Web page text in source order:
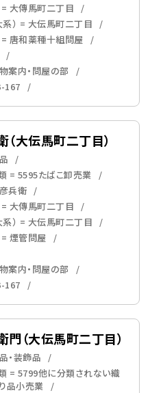
= 大傳馬町二丁目
） = 大伝馬町二丁目
= 唐和薬種十組問屋
案内・問屋の部
167
大伝馬町二丁目）
= 5595たばこ卸売業
兵衛
= 大傳馬町二丁目
） = 大伝馬町二丁目
= 煙管問屋
案内・問屋の部
167
（大伝馬町二丁目）
・装飾品
= 5799他に分類されない織
品小売業